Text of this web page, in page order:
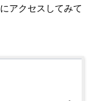
にアクセスしてみて